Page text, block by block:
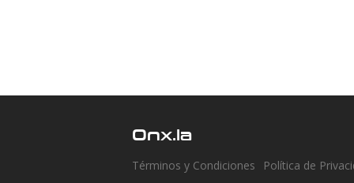
Onx.la
Términos y Condiciones Política de